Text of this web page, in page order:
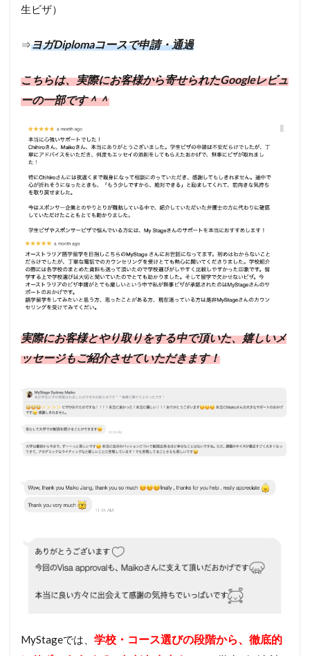
生ビザ）
⇒ヨガDiplomaコースで申請・通過
こちらは、実際にお客様から寄せられたGoogleレビュ
ーの一部です＾＾
実際にお客様とやり取りをする中で頂いた、嬉しいメ
ッセージもご紹介させていただきます！
MyStageでは、 学校・コース選びの段階から、徹底的